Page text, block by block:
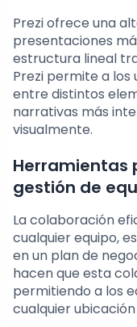
Prezi ofrece una
presentaciones
estructura lineal
Prezi permite a
entre distintos
narrativas más
visualmente.
Herramientas
gestión de
La colaboración
cualquier equipo,
en un plan de
hacen que esta
permitiendo a los
cualquier